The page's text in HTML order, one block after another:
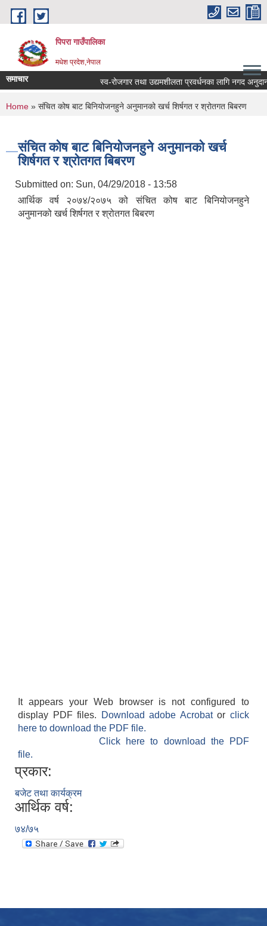
Skip to main content
पिपरा गाउँपालिका
मधेश प्रदेश,नेपाल
समाचार स्व-रोजगार तथा उद्यमशीलता प्रवर्धनका लागि नगद अनुदान
You are here
Home » संचित कोष बाट बिनियोजनहुने अनुमानको खर्च शिर्षगत र श्रोतगत बिबरण
संचित कोष बाट बिनियोजनहुने अनुमानको खर्च
शिर्षगत र श्रोतगत बिबरण
Submitted on: Sun, 04/29/2018 - 13:58
आर्थिक वर्ष २०७४/२०७५ को संचित कोष बाट बिनियोजनहुने
अनुमानको खर्च शिर्षगत र श्रोतगत बिबरण
It appears your Web browser is not configured to
display PDF files.
Download adobe Acrobatorclick
here to download the PDF file.
Click here to download the PDF
file.
प्रकार:
बजेट तथा कार्यक्रम
आर्थिक वर्ष:
७४/७५